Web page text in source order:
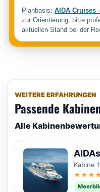
Planbasis: AIDA Cruises
zur Orientierung; bitte
aktuellen Stand bei der
WEITERE ERFAHRUNGEN
Passende
Alle
Kabine